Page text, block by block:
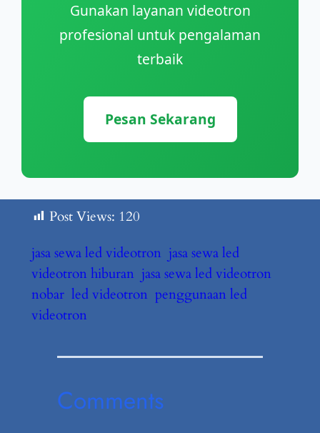
Gunakan layanan videotron
profesional untuk pengalaman
terbaik
Pesan Sekarang
Post Views: 120
jasa sewa led videotron jasa sewa led
videotron hiburan jasa sewa led videotron
nobar led videotron penggunaan led
videotron
Comments